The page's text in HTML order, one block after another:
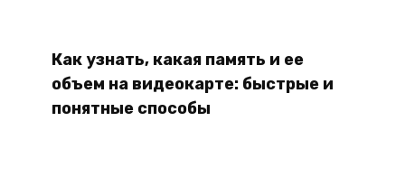
Как узнать, какая память и ее
объем на видеокарте: быстрые и
понятные способы